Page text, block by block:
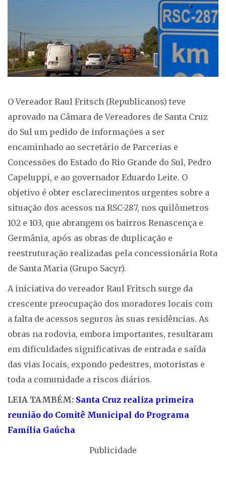
O Vereador Raul Fritsch (Republicanos) teve
aprovado na Câmara de Vereadores de Santa Cruz
do Sul um pedido de informações a ser
encaminhado ao secretário de Parcerias e
Concessões do Estado do Rio Grande do Sul, Pedro
Capeluppi, e ao governador Eduardo Leite. O
objetivo é obter esclarecimentos urgentes sobre a
situação dos acessos na RSC-287, nos quilômetros
102 e 103, que abrangem os bairros Renascença e
Germânia, após as obras de duplicação e
reestruturação realizadas pela concessionária Rota
de Santa Maria (Grupo Sacyr).
A iniciativa do vereador Raul Fritsch surge da
crescente preocupação dos moradores locais com
a falta de acessos seguros às suas residências. As
obras na rodovia, embora importantes, resultaram
em dificuldades significativas de entrada e saída
das vias locais, expondo pedestres, motoristas e
toda a comunidade a riscos diários.
LEIA TAMBÉM: Santa Cruz realiza primeira
reunião do Comitê Municipal do Programa
Família Gaúcha
Publicidade